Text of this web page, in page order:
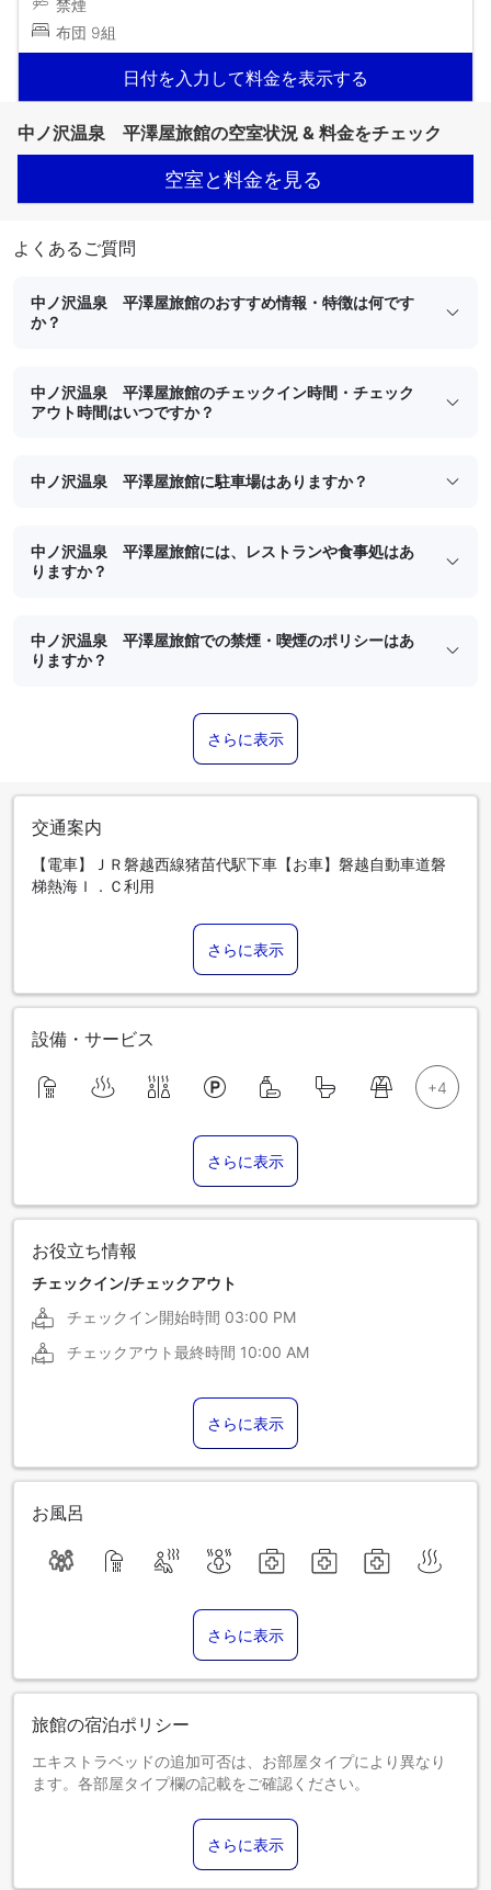
禁煙
布団 9組
日付を入力して料金を表示する
中ノ沢温泉 平澤屋旅館の空室状況 & 料金をチェック
空室と料金を見る
よくあるご質問
中ノ沢温泉 平澤屋旅館のおすすめ情報・特徴は何です
か？
中ノ沢温泉 平澤屋旅館のチェックイン時間・チェック
アウト時間はいつですか？
中ノ沢温泉 平澤屋旅館に駐車場はありますか？
中ノ沢温泉 平澤屋旅館には、レストランや食事処はあ
りますか？
中ノ沢温泉 平澤屋旅館での禁煙・喫煙のポリシーはあ
りますか？
さらに表示
交通案内
【電車】ＪＲ磐越西線猪苗代駅下車【お車】磐越自動車道磐
梯熱海Ｉ．Ｃ利用
さらに表示
設備・サービス
さらに表示
お役立ち情報
チェックイン/チェックアウト
チェックイン開始時間 03:00 PM
チェックアウト最終時間 10:00 AM
さらに表示
お風呂
さらに表示
旅館の宿泊ポリシー
エキストラベッドの追加可否は、お部屋タイプにより異なり
ます。各部屋タイプ欄の記載をご確認ください。
さらに表示